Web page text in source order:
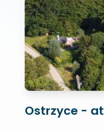
Ostrzyce -